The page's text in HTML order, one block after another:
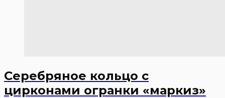
Серебряное кольцо с
цирконами огранки «маркиз»